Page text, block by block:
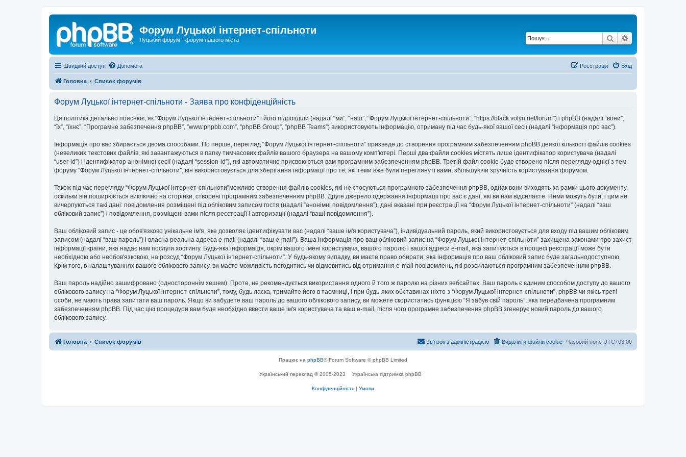
Форум Луцької інтернет-спільноти
Луцький форум - форум нашого міста Пошук
Швидкий доступ Допомога Вхід
Реєстрація
Головна Список форумів
Форум Луцької інтернет-спільноти - Заява про конфіденційність
Ця політика детально пояснює, як “Форум Луцької інтернет-спільноти” і його підрозділи (надалі “ми”, “наш”, “Форум Луцької інтернет-спільноти”, “https://black.volyn.net/forum”) і phpBB (надалі “вони”,
“їх”, “їхнє”, “Програмне забезпечення phpBB”, “www.phpbb.com”, “phpBB Group”, “phpBB Teams”) використовують інформацію, отриману під час будь-якої вашої сесії (надалі “інформація про вас”).
Інформація про вас збирається двома способами. По перше, перегляд “Форум Луцької інтернет-спільноти” призведе до створення програмним забезпеченням phpBB деякої кількості файлів cookies
(невеликих текстових файлів, які завантажуються в папку тимчасових файлів вашого браузера на вашому комп'ютері. Перші два файли cookies містять лише ідентифікатор користувача (надалі
“user-id”) і ідентифікатор анонімної сесії (надалі “session-id”), які автоматично присвоюються вам програмним забезпеченням phpBB. Третій файл cookie буде створено після перегляду однієї з тем
форуму “Форум Луцької інтернет-спільноти”, він використовується для зберігання інформації про те, які теми вже були переглянуті вами, збільшуючи зручність користування форумом.
Також під час перегляду “Форум Луцької інтернет-спільноти”можливе створення файлів cookies, які не стосуються програмного забезпечення phpBB, однак вони виходять за рамки цього документу,
оскільки він поширюється виключно на сторінки, створені програмним забезпеченням phpBB. Друге джерело одержання інформації про вас є дані, які ви нам відсилаєте. Ними можуть бути, і цим не
вичерпуються такі дані: повідомлення розміщені під обліковим записом гостя (надалі “анонімні повідомлення”), дані вказані при реєстрації на “Форум Луцької інтернет-спільноти” (надалі “ваш
обліковий запис”) і повідомлення, розміщені вами після реєстрації і авторизації (надалі “ваші повідомлення”).
Ваш обліковий запис - це обов'язково унікальне ім'я, яке дозволяє ідентифікувати вас (надалі “ваше ім'я користувача”), індивідуальний пароль, який використовується для входу під вашим обліковим
записом (надалі “ваш пароль”) і власна реальна адреса e-mail (надалі “ваш e-mail”). Ваша інформація про ваш обліковий запис на “Форум Луцької інтернет-спільноти” захищена законами про захист
інформації країни, яка надає нам послуги хостингу. Будь-яка інформація, окрім вашого імені користувача, вашого паролю і вашої адреси e-mail, яка запитується в процесі реєстрації може бути
необхідною або необов'язковою, на розсуд “Форум Луцької інтернет-спільноти”. У будь-якому випадку, ви маєте право обирати, яка інформація про ваш обліковий запис буде загальнодоступною.
Крім того, в налаштуваннях вашого облікового запису, ви маєте можливість погодитись чи відмовитись від отримання e-mail повідомлень, які розсилаються програмним забезпеченням phpBB.
Ваш пароль надійно зашифровано (одностороннім хешем). Проте, не рекомендується використання одного й того ж паролю на різних вебсайтах. Ваш пароль є єдиним способом доступу до вашого
облікового запису на “Форум Луцької інтернет-спільноти”, тому, будь ласка, тримайте його в таємниці, і при будь-яких обставинах ніхто з “Форум Луцької інтернет-спільноти”, phpBB чи якісь треті
особи, не мають права запитати ваш пароль. Якщо ви забудете ваш пароль до вашого облікового запису, ви можете скористатись функцією “Я забув свій пароль”, яка передбачена програмним
забезпеченням phpBB. Під час цієї процедури вам буде необхідно ввести ваше ім'я користувача та ваш e-mail, після чого програмне забезпечення phpBB згенерує новий пароль до вашого
облікового запису.
Головна Список форумів Часовий пояс UTC+03:00
Видалити файли cookie
Зв'язок з адміністрацією
Працює на phpBB® Forum Software © phpBB Limited
Український переклад © 2005-2023 Українська підтримка phpBB
Конфіденційність | Умови